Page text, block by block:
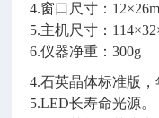
4.窗口尺寸：
5.主机尺寸：
6.仪器净重：300g
4.石英晶体标准版，
5.LED长寿命光源。